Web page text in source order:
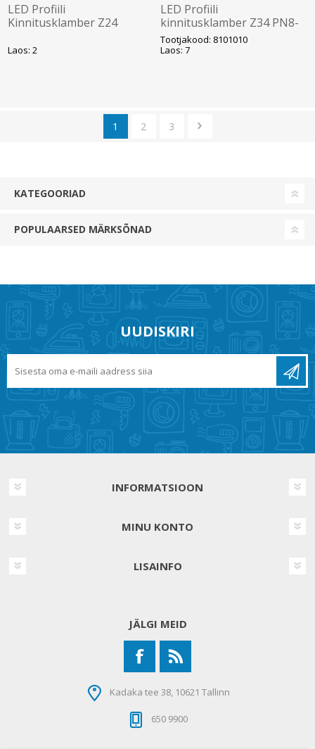
LED Profiili
Kinnitusklamber Z24
Laos: 2
LED Profiili
kinnitusklamber Z34 PN8-
le Galaxy
Tootjakood: 8101010
Laos: 7
1 2 3
KATEGOORIAD
POPULAARSED MÄRKSÕNAD
UUDISKIRI
INFORMATSIOON
MINU KONTO
LISAINFO
JÄLGI MEID
Kadaka tee 38, 10621 Tallinn
650 9900